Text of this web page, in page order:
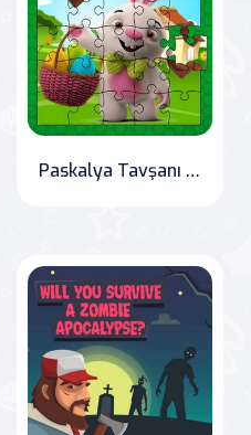
Paskalya Tavşanı Yumurta Yapbozu